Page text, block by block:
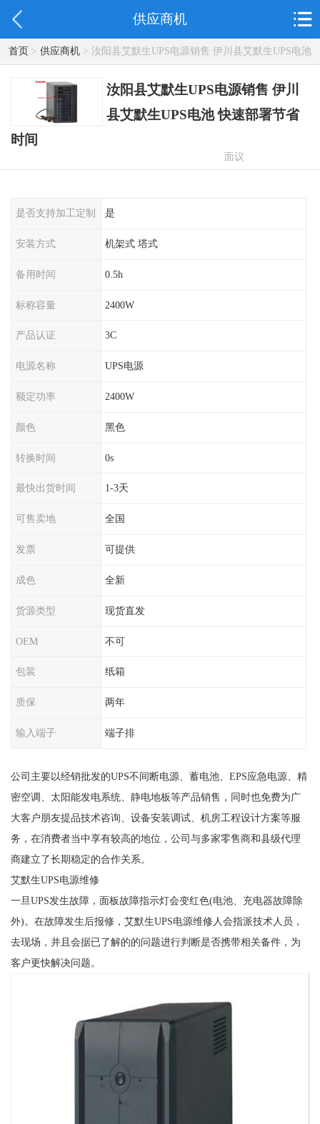
供应商机
首页> 供应商机> 汝阳县艾默生UPS电源销售 伊川县艾默生UPS电池
快速部署节省时间
汝阳县艾默生UPS电源销售 伊川
县艾默生UPS电池 快速部署节省
时间
面议
是否支持加工定制 是
安装方式 机架式 塔式
备用时间 0.5h
标称容量 2400W
产品认证 3C
电源名称 UPS电源
额定功率 2400W
颜色 黑色
转换时间 0s
最快出货时间 1-3天
可售卖地 全国
发票 可提供
成色 全新
货源类型 现货直发
OEM 不可
包装 纸箱
质保 两年
输入端子 端子排
公司主要以经销批发的UPS不间断电源、蓄电池、EPS应急电源、精
密空调、太阳能发电系统、静电地板等产品销售，同时也免费为广
大客户朋友提品技术咨询、设备安装调试、机房工程设计方案等服
务，在消费者当中享有较高的地位，公司与多家零售商和县级代理
商建立了长期稳定的合作关系。
艾默生UPS电源维修
一旦UPS发生故障，面板故障指示灯会变红色(电池、充电器故障除
外)。在故障发生后报修，艾默生UPS电源维修人会指派技术人员，
去现场，并且会据已了解的的问题进行判断是否携带相关备件，为
客户更快解决问题。